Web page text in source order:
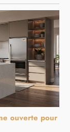
ouverte pour